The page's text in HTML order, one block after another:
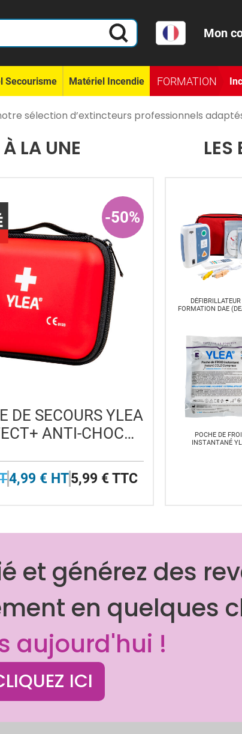
Mon
Secourisme Matériel Incendie FORMATION
sélection d’extincteurs professionnels
À LA UNE
DE SECOURS YLEA
ANTI-CHOC
-50%
4,99 € HT5,99 € TTC
LES
DÉFIBRILLATEUR
FORMATION DAE
POCHE DE
INSTANTANÉ
et générez des
en quelques
aujourd'hui !
ICI